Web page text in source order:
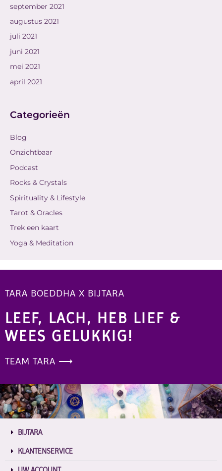
september 2021
augustus 2021
juli 2021
juni 2021
mei 2021
april 2021
Categorieën
Blog
Onzichtbaar
Podcast
Rocks & Crystals
Spirituality & Lifestyle
Tarot & Oracles
Trek een kaart
Yoga & Meditation
TARA BOEDDHA X BIJTARA
LEEF, LACH, HEB LIEF &
WEES GELUKKIG!
TEAM TARA ⟶
BIJTARA
KLANTENSERVICE